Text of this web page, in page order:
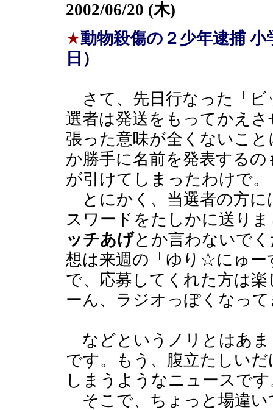
2002/06/20 (木)
★動物殺傷の２少年逮捕
日）
さて、先日行なった「ビ
選者は発送をもってかえ
張った意味が全くないこ
か勝手に名前を発表する
が引けてしまったわけで。
とにかく、当選者の方に
スワードをたしかに送り
ッチあげとか言わないで
想は来週の「ゆり☆にゅー
で、応募してくれた方は
ーん、ラジオっぽくなっ
などというノリとはあま
です。もう、腹立たしい
しまうようなニュースです
そこで、ちょっと場違い